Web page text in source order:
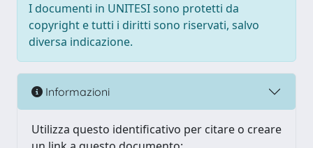
I documenti in UNITESI sono protetti da
copyright e tutti i diritti sono riservati, salvo
diversa indicazione.
Informazioni
Utilizza questo identificativo per citare o creare